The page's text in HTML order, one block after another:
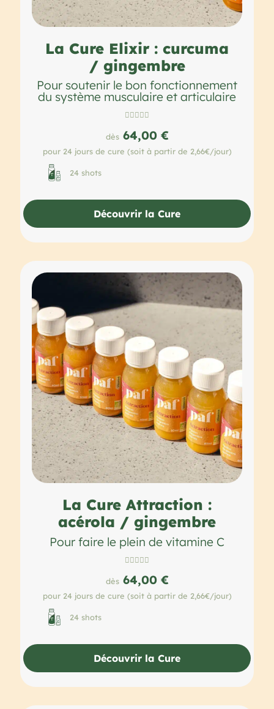
La Cure Elixir : curcuma
/ gingembre
Pour soutenir le bon fonctionnement
du système musculaire et articulaire

dès64,00 €
pour 24 jours de cure (soit à partir de 2,66€/jour)
24 shots
Découvrir la Cure
La Cure Attraction :
acérola / gingembre
Pour faire le plein de vitamine C

dès64,00 €
pour 24 jours de cure (soit à partir de 2,66€/jour)
24 shots
Découvrir la Cure